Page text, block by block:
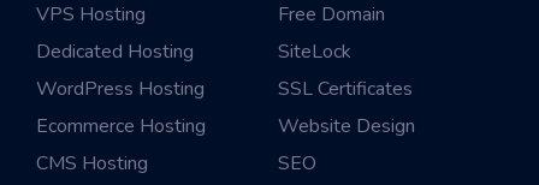
VPS Hosting
Dedicated Hosting
WordPress Hosting
Ecommerce Hosting
CMS Hosting
Free Domain
SiteLock
SSL Certificates
Website Design
SEO